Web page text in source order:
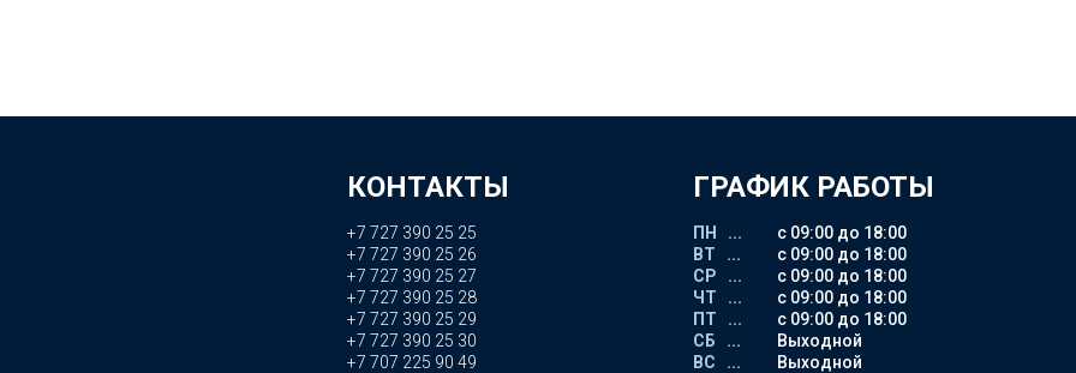
КОНТАКТЫ
+7 727 390 25 25
+7 727 390 25 26
+7 727 390 25 27
+7 727 390 25 28
+7 727 390 25 29
+7 727 390 25 30
+7 707 225 90 49
ГРАФИК РАБОТЫ
ПН ...
с 09:00 до 18:00
ВТ ...
с 09:00 до 18:00
СР ...
с 09:00 до 18:00
ЧТ ...
с 09:00 до 18:00
ПТ ...
с 09:00 до 18:00
СБ ...
Выходной
ВС ...
Выходной